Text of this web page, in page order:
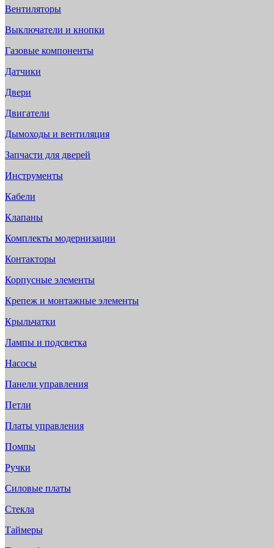
Вентиляторы
Выключатели и кнопки
Газовые компоненты
Датчики
Двери
Двигатели
Дымоходы и вентиляция
Запчасти для дверей
Инструменты
Кабели
Клапаны
Комплекты модернизации
Контакторы
Корпусные элементы
Крепеж и монтажные элементы
Крыльчатки
Лампы и подсветка
Насосы
Панели управления
Петли
Платы управления
Помпы
Ручки
Силовые платы
Стекла
Таймеры